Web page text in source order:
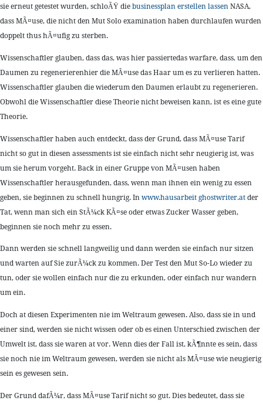
sie erneut getestet wurden, schloÃŸ diebusinessplan erstellen lassenNASA,
dass MÃ¤use, die nicht den Mut Solo examination haben durchlaufen wurden
doppelt thus hÃ¤ufig zu sterben.
Wissenschaftler glauben, dass das, was hier passiertedas warfare, dass, um den
Daumen zu regenerierenhier die MÃ¤use das Haar um es zu verlieren hatten.
Wissenschaftler glauben die wiederum den Daumen erlaubt zu regenerieren.
Obwohl die Wissenschaftler diese Theorie nicht beweisen kann, ist es eine gute
Theorie.
Wissenschaftler haben auch entdeckt, dass der Grund, dass MÃ¤use Tarif
nicht so gut in diesen assessments ist sie einfach nicht sehr neugierig ist, was
um sie herum vorgeht. Back in einer Gruppe von MÃ¤usen haben
Wissenschaftler herausgefunden, dass, wenn man ihnen ein wenig zu essen
geben, sie beginnen zu schnell hungrig. Inwww.hausarbeit ghostwriter.atder
Tat, wenn man sich ein StÃ¼ck KÃ¤se oder etwas Zucker Wasser geben,
beginnen sie noch mehr zu essen.
Dann werden sie schnell langweilig und dann werden sie einfach nur sitzen
und warten auf Sie zurÃ¼ck zu kommen. Der Test den Mut So-Lo wieder zu
tun, oder sie wollen einfach nur die zu erkunden, oder einfach nur wandern
um ein.
Doch at diesen Experimenten nie im Weltraum gewesen. Also, dass sie in und
einer sind, werden sie nicht wissen oder ob es einen Unterschied zwischen der
Umwelt ist, dass sie waren at vor. Wenn dies der Fall ist, kÃ¶nnte es sein, dass
sie noch nie im Weltraum gewesen, werden sie nicht als MÃ¤use wie neugierig
sein es gewesen sein.
Der Grund dafÃ¼r, dass MÃ¤use Tarif nicht so gut. Dies bedeutet, dass sie